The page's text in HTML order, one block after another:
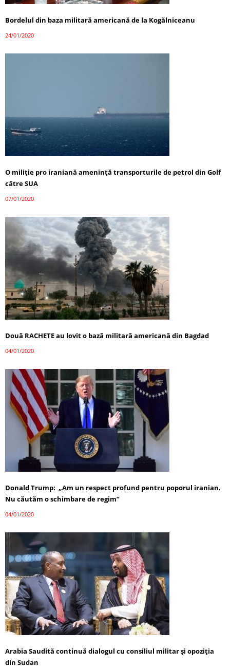
Bordelul din baza militară americană de la Kogălniceanu
24/01/2020
O miliție pro iraniană amenință transporturile de petrol din Golf
către SUA
07/01/2020
Două RACHETE au lovit o bază militară americană din Bagdad
04/01/2020
Donald Trump: „Am un respect profund pentru poporul iranian.
Nu căutăm o schimbare de regim”
04/01/2020
Arabia Saudită continuă dialogul cu consiliul militar şi opoziţia
din Sudan